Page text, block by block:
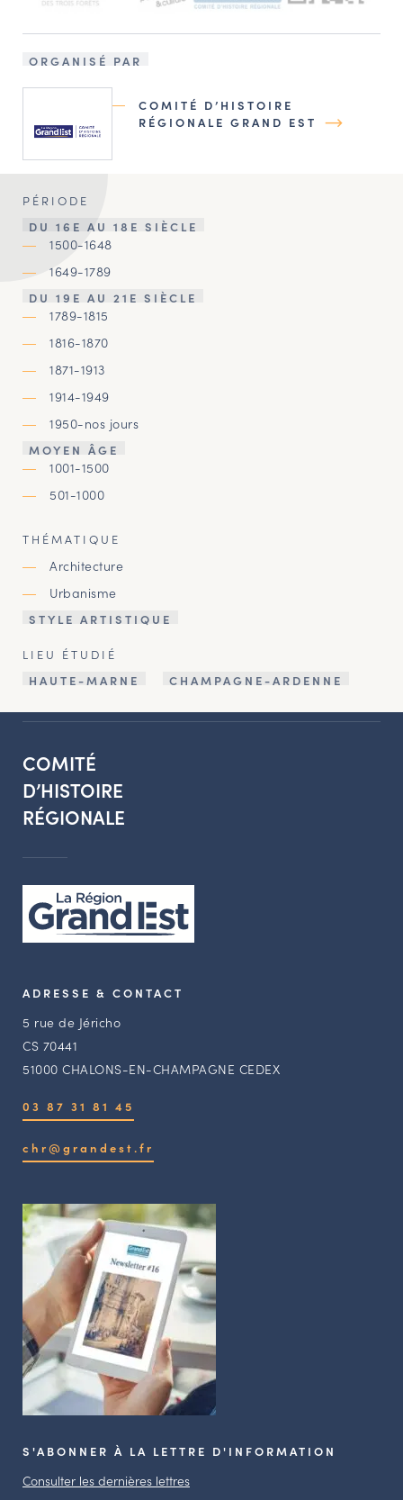
ORGANISÉ PAR
COMITÉ D’HISTOIRE
RÉGIONALE GRAND EST
PÉRIODE
DU 16E AU 18E SIÈCLE
1500-1648
1649-1789
DU 19E AU 21E SIÈCLE
1789-1815
1816-1870
1871-1913
1914-1949
1950-nos jours
MOYEN ÂGE
1001-1500
501-1000
THÉMATIQUE
Architecture
Urbanisme
STYLE ARTISTIQUE
LIEU ÉTUDIÉ
HAUTE-MARNE
CHAMPAGNE-ARDENNE
COMITÉ
D’HISTOIRE
RÉGIONALE
ADRESSE & CONTACT
5 rue de Jéricho
CS 70441
51000 CHALONS-EN-CHAMPAGNE CEDEX
03 87 31 81 45
chr@grandest.fr
S'ABONNER À LA LETTRE D'INFORMATION
Consulter les dernières lettres